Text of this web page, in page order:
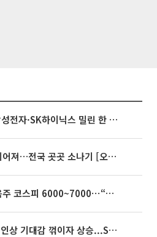
[베스트&워스트] 삼성전자·SK하이닉스 밀린 한 주…상상인증권은 85% 급등
35도 안팎 무더위 이어져…전국 곳곳 소나기 [오늘 날씨]
[주간증시전망] 다음주 코스피 6000~7000⋯“外人 수급은 정책이 변수”
뉴욕증시, 연준 금리인상 기대감 꺾이자 상승...S&P500 사상 최고치 [종합]